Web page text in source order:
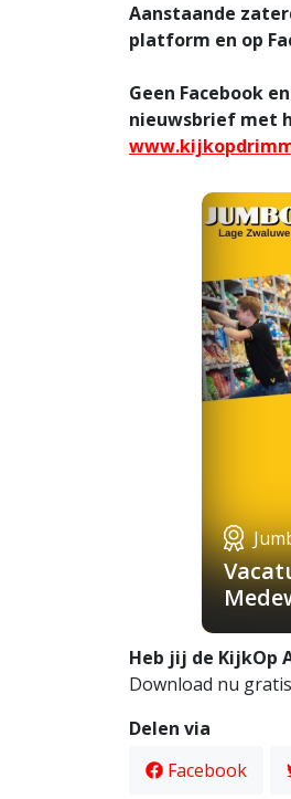
Aanstaande
platform en op
Geen Facebook
nieuwsbrief met
Heb jij de KijkOp
Download nu
Delen via
Facebook